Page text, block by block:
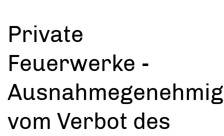
Private
Feuerwerke -
vom Verbot des